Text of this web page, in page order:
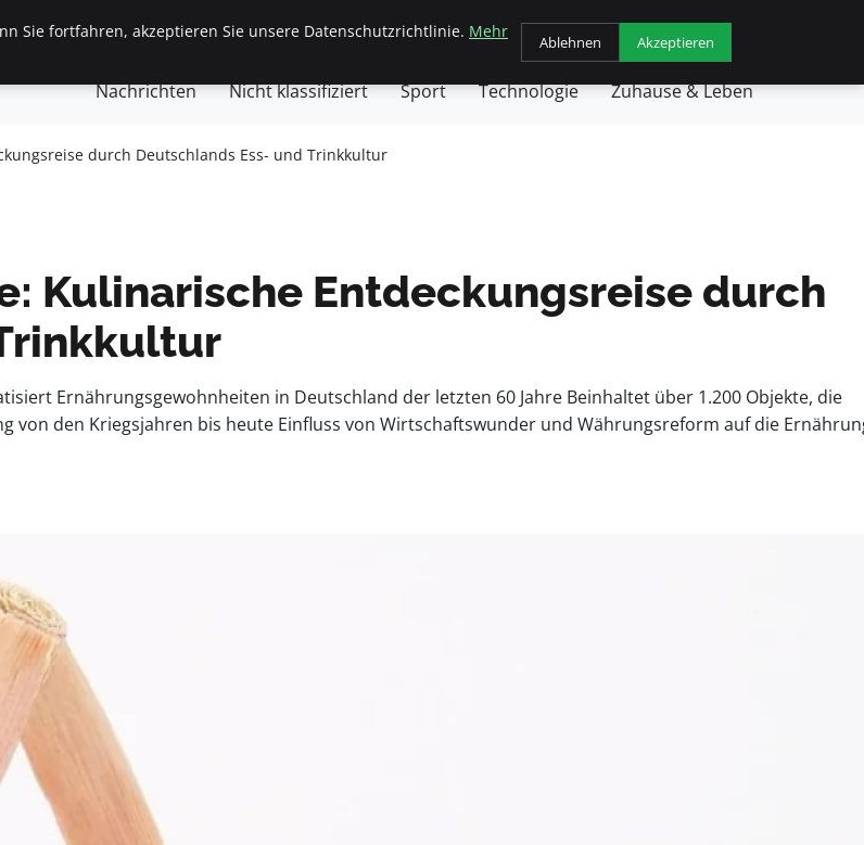
& Immobilien Frauen / Mode Geschäft Gesundheit Haustiere Kochen
Nachrichten Nicht klassifiziert Sport Technologie Zuhause & Leben
durch Deutschlands Ess- und Trinkkultur
Kulinarische Entdeckungsreise durch
Ernährungsgewohnheiten in Deutschland der letzten 60 Jahre Beinhaltet über 1.200 Objekte, die
von den Kriegsjahren bis heute Einfluss von Wirtschaftswunder und Währungsreform auf die
Sie fortfahren, akzeptieren Sie unsere Datenschutzrichtlinie. Mehr
Ablehnen Akzeptieren